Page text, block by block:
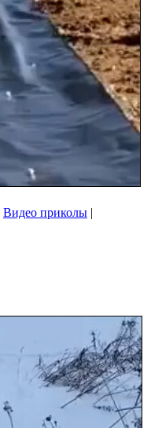
Видео приколы |